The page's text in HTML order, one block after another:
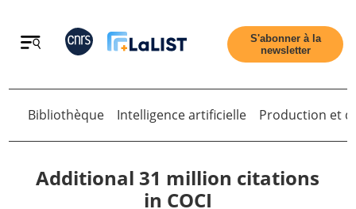
Retour
S'abonner à la
newsletter
Bibliothèque Intelligence artificielle Production et
Additional 31 million citations
in COCI